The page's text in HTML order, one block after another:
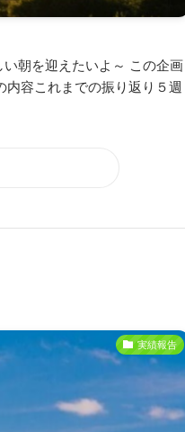
朝を迎えたいよ～ この企画
容これまでの振り返り５週
実績報告